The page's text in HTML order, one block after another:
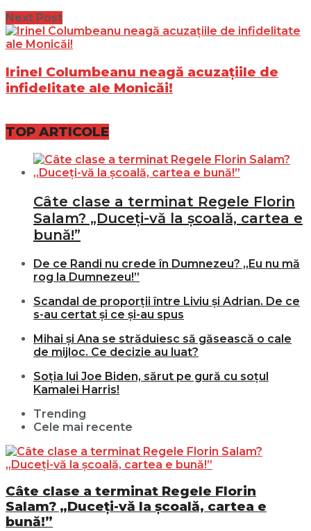
Next Post
Irinel Columbeanu neagă acuzațiile de
infidelitate ale Monicăi!
TOP ARTICOLE
Câte clase a terminat Regele Florin
Salam? „Duceți-vă la școală, cartea e
bună!”
De ce Randi nu crede în Dumnezeu? „Eu nu mă
rog la Dumnezeu!”
Scandal de proporții între Liviu și Adrian. De ce
s-au certat și ce și-au spus
Mihai și Ana se străduiesc să găsească o cale
de mijloc. Ce decizie au luat?
Soția lui Joe Biden, sărut pe gură cu soțul
Kamalei Harris!
Trending
Cele mai recente
Câte clase a terminat Regele Florin
Salam? „Duceți-vă la școală, cartea e
bună!”